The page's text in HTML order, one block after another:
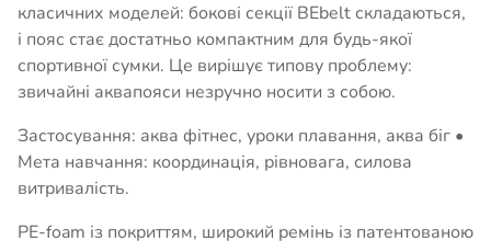
класичних моделей: бокові секції BEbelt складаються,
і пояс стає достатньо компактним для будь-якої
спортивної сумки. Це вирішує типову проблему:
звичайні аквапояси незручно носити з собою.
Застосування: аква фітнес, уроки плавання, аква біг •
Мета навчання: координація, рівновага, силова
витривалість.
PE-foam із покриттям, широкий ремінь із патентованою